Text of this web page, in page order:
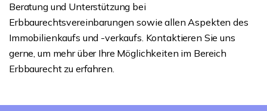
Beratung und Unterstützung bei
Erbbaurechtsvereinbarungen sowie allen Aspekten des
Immobilienkaufs und -verkaufs. Kontaktieren Sie uns
gerne, um mehr über Ihre Möglichkeiten im Bereich
Erbbaurecht zu erfahren.